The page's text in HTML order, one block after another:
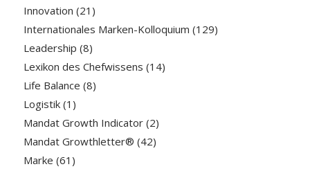
Innovation (21)
Internationales Marken-Kolloquium (129)
Leadership (8)
Lexikon des Chefwissens (14)
Life Balance (8)
Logistik(1)
Mandat Growth Indicator(2)
Mandat Growthletter® (42)
Marke (61)